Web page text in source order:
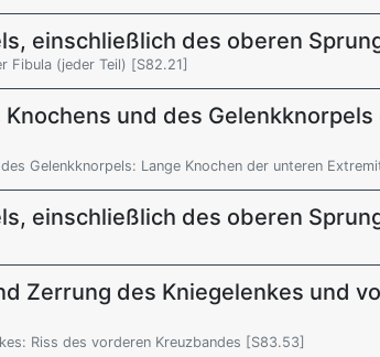
einschließlich des oberen
Fibula (jeder Teil) [S82.21]
und des Gelenkknorpels
Gelenkknorpels: Lange Knochen der unteren
einschließlich des oberen
Zerrung des Kniegelenkes und
Riss des vorderen Kreuzbandes [S83.53]